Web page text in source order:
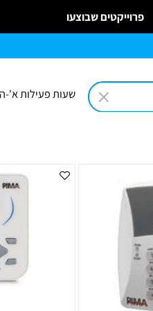
שעות פעילות א'-ה' 9:00-18:00 יום שישי -בתיאום מראש
שבוצעו